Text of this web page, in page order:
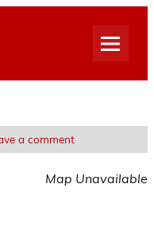
a comment
Map Unavailable